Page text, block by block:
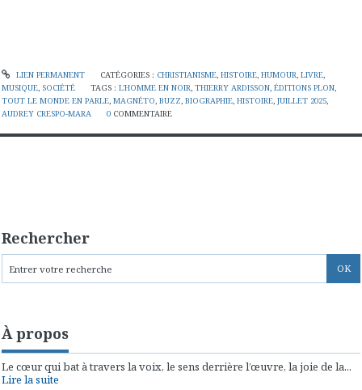
LIEN PERMANENT CATÉGORIES : CHRISTIANISME, HISTOIRE, HUMOUR, LIVRE,
MUSIQUE, SOCIÉTÉ TAGS :L'HOMME EN NOIR,THIERRY ARDISSON,ÉDITIONS PLON,
TOUT LE MONDE EN PARLE, MAGNÉTO, BUZZ, BIOGRAPHIE, HISTOIRE, JUILLET 2025,
AUDREY CRESPO-MARA
0 COMMENTAIRE
Rechercher
À propos
Le cœur qui bat à travers la voix, le sens derrière l’œuvre, la joie de la...
Lire la suite